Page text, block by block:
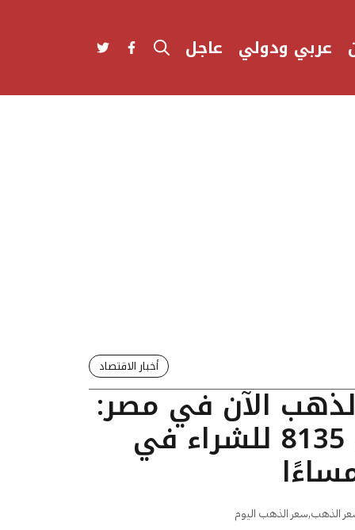
عربي ودولي عاجل
أخبار الاقتصاد
الآن في مصر:
عيار 24 يسجل 8135 للشراء في
الذهب,سعر الذهب اليوم